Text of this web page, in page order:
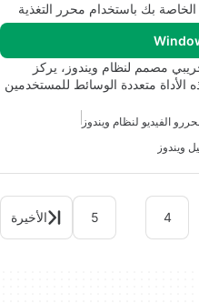
بك باستخدام محرر التغذية
مصمم لنظام ويندوز، يركز
متعددة الوسائط للمستخدمين
الفيديو لنظام ويندوز
ويندوز
4
5 الأخيرة